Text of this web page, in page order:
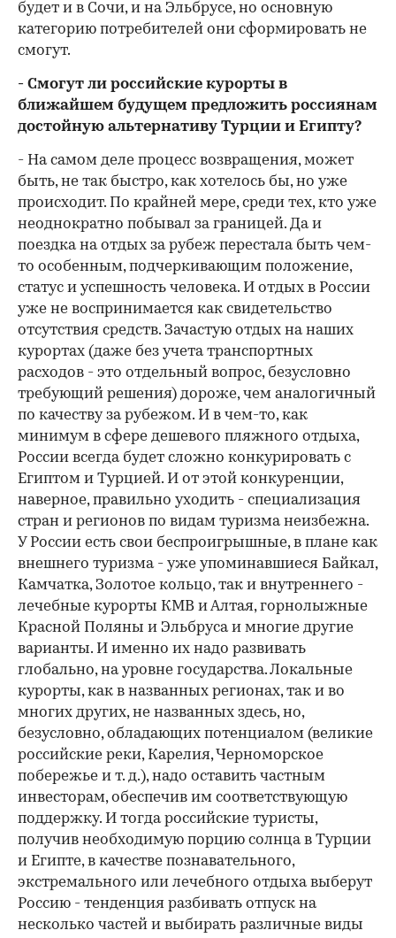
будет и в Сочи, и на Эльбрусе, но основную
категорию потребителей они сформировать не
смогут.
- Смогут ли российские курорты в
ближайшем будущем предложить россиянам
достойную альтернативу Турции и Египту?
- На самом деле процесс возвращения, может
быть, не так быстро, как хотелось бы, но уже
происходит. По крайней мере, среди тех, кто уже
неоднократно побывал за границей. Да и
поездка на отдых за рубеж перестала быть чем-
то особенным, подчеркивающим положение,
статус и успешность человека. И отдых в России
уже не воспринимается как свидетельство
отсутствия средств. Зачастую отдых на наших
курортах (даже без учета транспортных
расходов - это отдельный вопрос, безусловно
требующий решения) дороже, чем аналогичный
по качеству за рубежом. И в чем-то, как
минимум в сфере дешевого пляжного отдыха,
России всегда будет сложно конкурировать с
Египтом и Турцией. И от этой конкуренции,
наверное, правильно уходить - специализация
стран и регионов по видам туризма неизбежна.
У России есть свои беспроигрышные, в плане как
внешнего туризма - уже упоминавшиеся Байкал,
Камчатка, Золотое кольцо, так и внутреннего -
лечебные курорты КМВ и Алтая, горнолыжные
Красной Поляны и Эльбруса и многие другие
варианты. И именно их надо развивать
глобально, на уровне государства. Локальные
курорты, как в названных регионах, так и во
многих других, не названных здесь, но,
безусловно, обладающих потенциалом (великие
российские реки, Карелия, Черноморское
побережье и т. д.), надо оставить частным
инвесторам, обеспечив им соответствующую
поддержку. И тогда российские туристы,
получив необходимую порцию солнца в Турции
и Египте, в качестве познавательного,
экстремального или лечебного отдыха выберут
Россию - тенденция разбивать отпуск на
несколько частей и выбирать различные виды